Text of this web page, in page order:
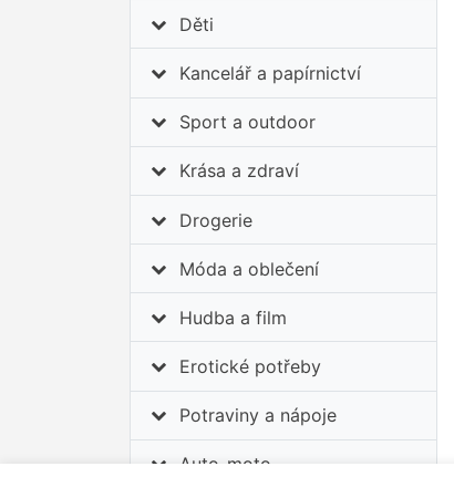
Děti
Kancelář a papírnictví
Sport a outdoor
Krása a zdraví
Drogerie
Móda a oblečení
Hudba a film
Erotické potřeby
Potraviny a nápoje
Auto-moto